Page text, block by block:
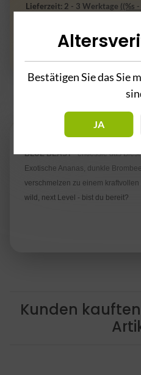
Lieferzeit: 2 - 3 Werktage ((%s
BLUE BEAST- entfessle das Biest
Exotische Ananas, dunkle
verschmelzen zu einem
wild, next Level - bist du bereit?
Kunden
Bestätigen Sie das Sie
JA